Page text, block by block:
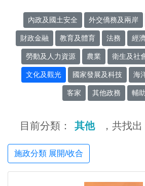
內政及國土安全 外交僑務及兩岸
財政金融 教育及體育 法務 經
勞動及人力資源 農業 衛生及社
文化及觀光 國家發展及科技 海
客家 其他政務 輔
目前分類： 其他 ，共找出
施政分類 展開/收合